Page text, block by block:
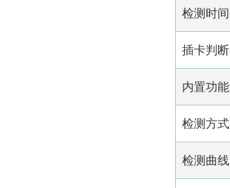
检测时间
插卡判断
内置功能
检测方式
检测曲线